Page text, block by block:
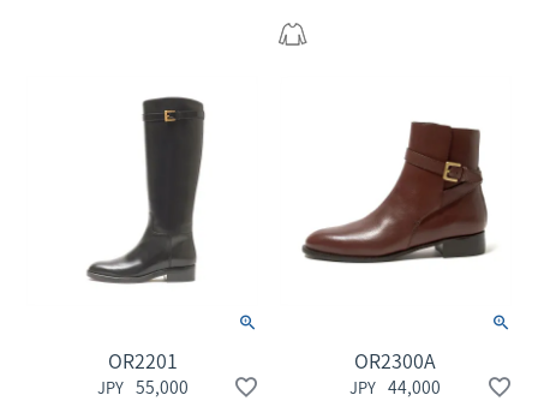
OR2201
55,000
OR2300A
44,000